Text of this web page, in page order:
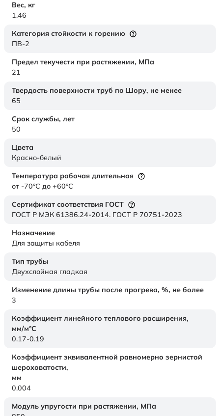
Вес, кг
1.46
Категория стойкости к горению
ПВ-2
Предел текучести при растяжении, МПа
21
Твердость поверхности труб по Шору, не менее
65
Срок службы, лет
50
Цвета
Красно-белый
Температура рабочая длительная
от -70°C до +60°C
Сертификат соответствия ГОСТ
ГОСТ Р МЭК 61386.24-2014. ГОСТ Р 70751-2023
Назначение
Для защиты кабеля
Тип трубы
Двухслойная гладкая
Изменение длины трубы после прогрева, %, не более
3
Коэффициент линейного теплового расширения,
мм/м°С
0.17-0.19
Коэффициент эквивалентной равномерно зернистой
шероховатости,
мм
0.004
Модуль упругости при растяжении, МПа